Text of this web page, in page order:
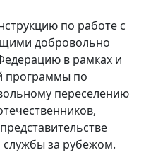
по работе с
добровольно
в рамках и
программы по
переселению
за рубежом.